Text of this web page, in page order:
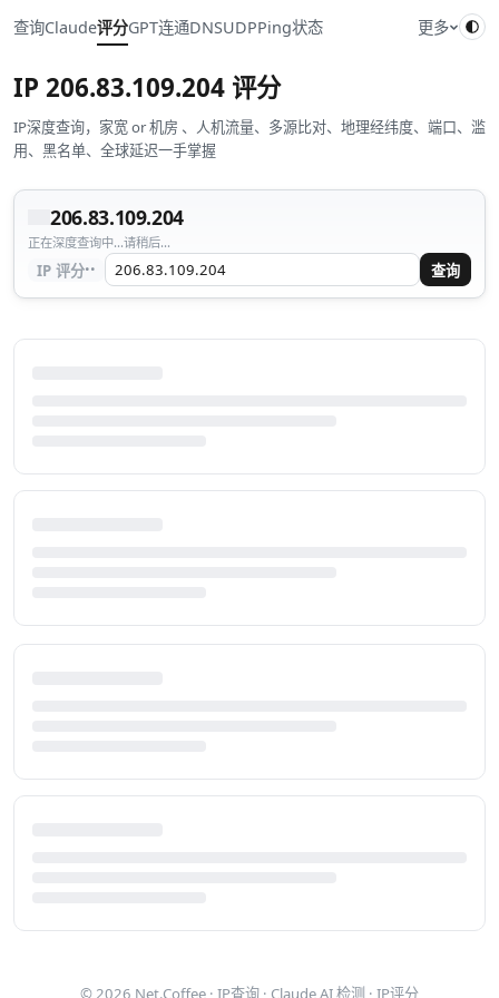
查询Claude评分GPT连通DNSUDPPing状态 更多
IP 206.83.109.204 评分
IP深度查询，家宽 or 机房 、人机流量、多源比对、地理经纬度、端口、滥
用、黑名单、全球延迟一手掌握
206.83.109.204
正在深度查询中...请稍后...
IP 评分·· 查询
© 2026 Net.Coffee · IP查询 · Claude AI 检测 · IP评分